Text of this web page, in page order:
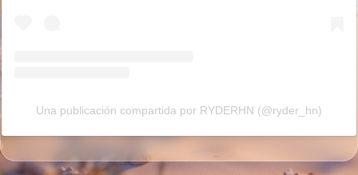
Una publicación compartida por RYDERHN (@ryder_hn)